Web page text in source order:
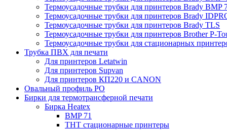
Термоусадочные трубки для принтеров Brady BMP
Термоусадочные трубки для принтеров Brady
Термоусадочные трубки для принтеров Brady TLS
Термоусадочные трубки для принтеров Brother P-
Термоусадочные трубки для стационарных
Трубка ПВХ для печати
Для принтеров Letatwin
Для принтеров Supvan
Для принтеров КП220 и CANON
Овальный профиль PO
Бирки для термотрансферной печати
Бирка Heatex
BMP 71
THT стационарные принтеры